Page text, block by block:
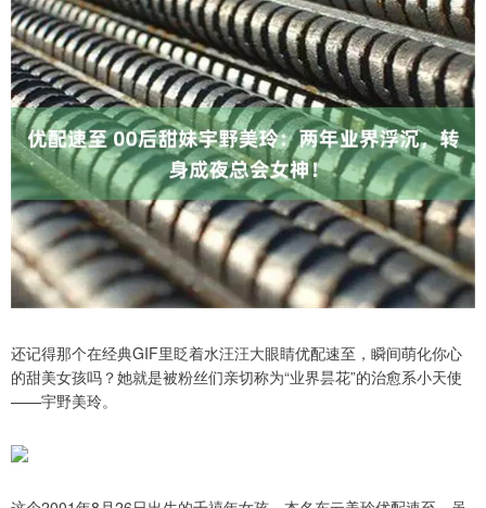
还记得那个在经典GIF里眨着水汪汪大眼睛优配速至，瞬间萌化你心
的甜美女孩吗？她就是被粉丝们亲切称为“业界昙花”的治愈系小天使
——宇野美玲。